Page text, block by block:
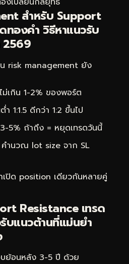
สำหรับ Support
ทองคำ วิธีหาแนวรับ
2569
น risk management ยัง
ไม่เกิน 1-2% ของพอร์ต
ำ 1:1.5 ดีกว่า 1:2 ขึ้นไป
3-5% ถ้าถึง = หยุดเทรดวันนี้
คำนวณ lot size จาก SL
เปิด position เดียวกันหลายคู่
Resistance เทรด
บแนวต้านที่แม่นยำ
ย้อนหลัง 3-5 ปี ด้วย